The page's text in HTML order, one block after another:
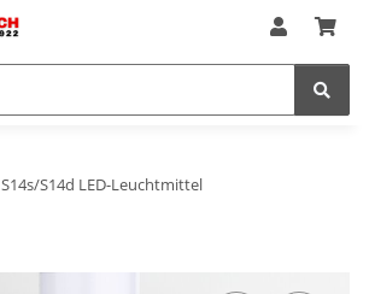
S14s/S14d LED-Leuchtmittel